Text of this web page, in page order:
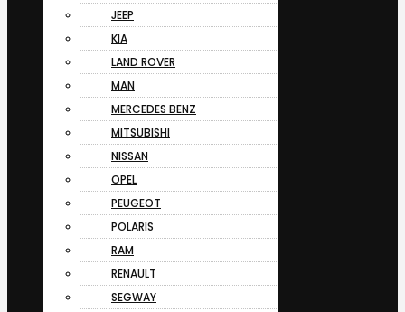
JEEP
KIA
LAND ROVER
MAN
MERCEDES BENZ
MITSUBISHI
NISSAN
OPEL
PEUGEOT
POLARIS
RAM
RENAULT
SEGWAY